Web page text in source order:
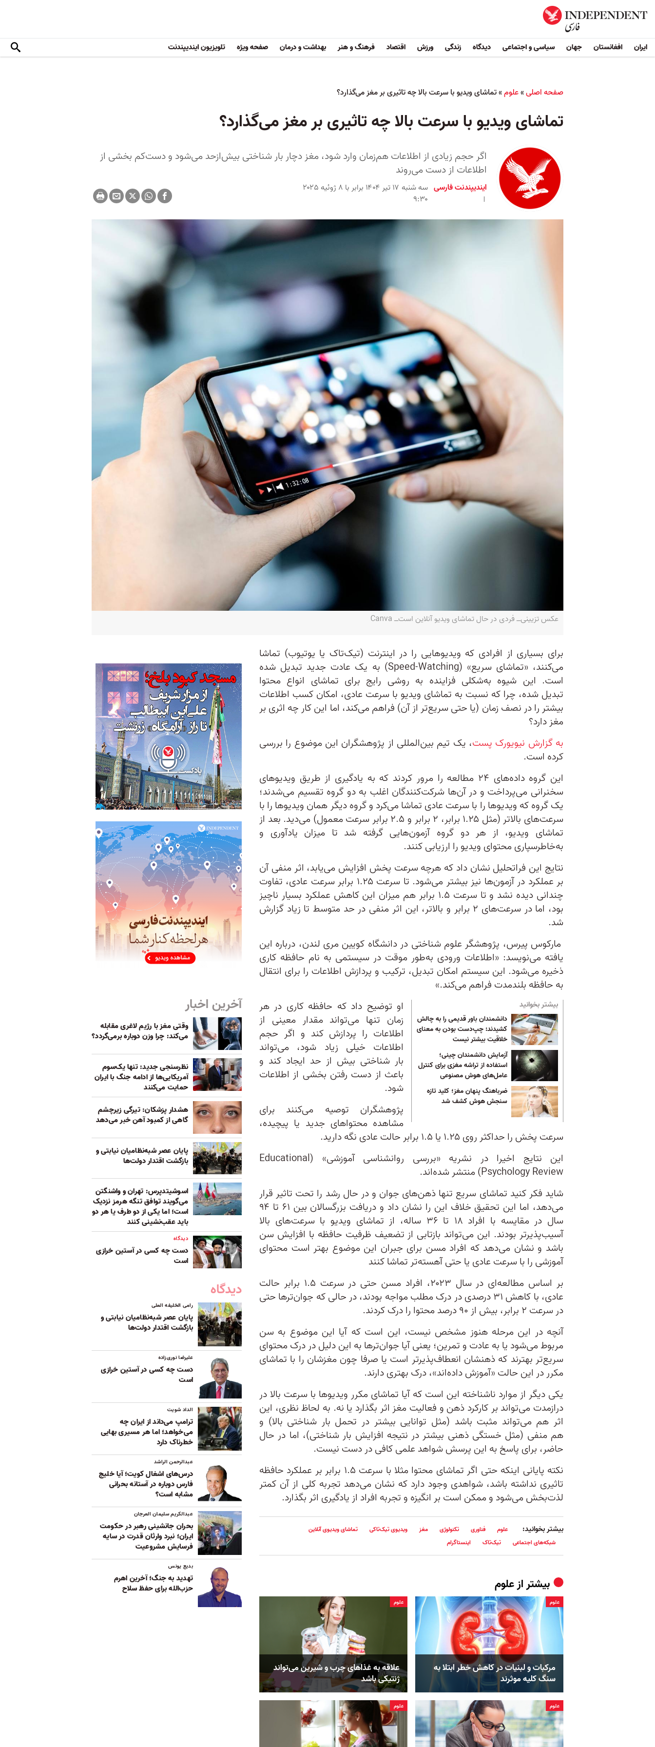
ایران افغانستان جهان سیاسی و اجتماعی دیدگاه زندگی ورزش اقتصاد فرهنگ و هنر بهداشت و درمان صفحه ویژه تلویزیون ایندیپندنت
صفحه اصلی»علوم»تماشای ویدیو با سرعت بالا چه تاثیری بر مغز می‌گذارد؟
تماشای ویدیو با سرعت بالا چه تاثیری بر مغز می‌گذارد؟
اگر حجم زیادی از اطلاعات هم‌زمان وارد شود، مغز دچار بار شناختی بیش‌ازحد می‌شود و دست‌کم بخشی از
اطلاعات از دست می‌روند
ایندیپندنت فارسی
سه شنبه ۱۷ تیر ۱۴۰۴ برابر با ۸ ژوئیه ۲۰۲۵
۹:۳۰
عکس تزیینی‌ــ فردی در حال تماشای ویدیو آنلاین است‌ــ Canva
برای بسیاری از افرادی که ویدیوهایی را در اینترنت (تیک‌تاک یا یوتیوب) تماشا
می‌کنند، «تماشای سریع» (Speed-Watching) به یک عادت جدید تبدیل شده
است. این شیوه به‌شکلی فزاینده‌ به روشی رایج برای تماشای انواع محتوا
تبدیل شده، چرا که نسبت به تماشای ویدیو با سرعت عادی، امکان کسب اطلاعات
بیشتر را در نصف زمان (یا حتی سریع‌تر از آن) فراهم می‌کند، اما این کار چه اثری بر
مغز دارد؟
به گزارش نیویورک پست، یک تیم بین‌المللی از پژوهشگران این موضوع را بررسی
کرده است.
این گروه داده‌های ۲۴ مطالعه را مرور کردند که به یادگیری از طریق ویدیوهای
سخنرانی می‌پرداخت و در آن‌ها شرکت‌کنندگان اغلب به دو گروه تقسیم می‌شدند؛
یک گروه که ویدیوها را با سرعت عادی تماشا می‌کرد و گروه دیگر همان ویدیوها را با
سرعت‌های بالاتر (مثل ۱.۲۵ برابر، ۲ برابر و ۲.۵ برابر سرعت معمول) می‌دید. بعد از
تماشای ویدیو، از هر دو گروه آزمون‌هایی گرفته شد تا میزان یادآوری و
به‌خاطر‌سپاری محتوای ویدیو را ارزیابی کنند.
نتایج این فراتحلیل نشان داد که هرچه سرعت پخش افزایش می‌یابد، اثر منفی آن
بر عملکرد در آزمون‌ها نیز بیشتر می‌شود. تا سرعت ۱.۲۵ برابر سرعت عادی، تفاوت
چندانی دیده نشد و تا سرعت ۱.۵ برابر هم میزان این کاهش عملکرد بسیار ناچیز
بود، اما در سرعت‌های ۲ برابر و بالاتر، این اثر منفی در حد متوسط تا زیاد گزارش
شد.
مارکوس پیرس، پژوهشگر علوم شناختی در دانشگاه کویین مری لندن، درباره‌ این
یافته می‌نویسد: «اطلاعات ورودی به‌طور موقت در سیستمی به نام حافظه کاری
ذخیره می‌شود. این سیستم امکان تبدیل، ترکیب و پردازش اطلاعات را برای انتقال
به حافظه‌ بلندمدت فراهم می‌کند.»
بیشتر بخوانید
دانشمندان باور قدیمی را به چالش
کشیدند: چپ‌دست بودن به معنای
خلاقیت بیشتر نیست
آزمایش دانشمندان چینی؛
استفاده از تراشه مغزی برای کنترل
عامل‌های هوش مصنوعی
ضرباهنگ پنهان مغز؛ کلید تازه
سنجش هوش کشف شد
او توضیح داد که حافظه کاری در هر
زمان تنها می‌تواند مقدار معینی از
اطلاعات را پردازش کند و اگر حجم
اطلاعات خیلی زیاد شود، می‌تواند
بار شناختی بیش از حد ایجاد کند و
باعث از دست رفتن بخشی از اطلاعات
شود.
پژوهشگران توصیه می‌کنند برای
مشاهده محتواهای جدید یا پیچیده،‌
سرعت پخش را حداکثر روی ۱.۲۵ یا ۱.۵ برابر حالت عادی نگه دارید.
این نتایج اخیرا در نشریه «بررسی روانشناسی آموزشی» (Educational
Psychology Review) منتشر شده‌اند.
شاید فکر کنید تماشای سریع تنها ذهن‌های جوان و در حال رشد را تحت تاثیر قرار
می‌دهد، اما این تحقیق خلاف این را نشان داد و دریافت بزرگسالان بین ۶۱ تا ۹۴
سال در مقایسه با افراد ۱۸ تا ۳۶ ساله، از تماشای ویدیو با سرعت‌های بالا
آسیب‌پذیرتر بودند. این می‌تواند بازتابی از تضعیف ظرفیت حافظه با افزایش سن
باشد و نشان می‌دهد که افراد مسن برای جبران این موضوع بهتر است محتوای
آموزشی را با سرعت عادی یا حتی آهسته‌تر تماشا کنند
بر اساس مطالعه‌ای در سال ۲۰۲۳، افراد مسن حتی در سرعت ۱.۵ برابر حالت
عادی، با کاهش ۳۱ درصدی در درک مطلب مواجه بودند، در حالی که جوان‌ترها حتی
در سرعت ۲ برابر، بیش از ۹۰ درصد محتوا را درک کردند.
آنچه در این مرحله هنوز مشخص نیست، این است که آیا این موضوع به سن
مربوط می‌شود یا به عادت و تمرین؛ یعنی آیا جوان‌تر‌ها به این دلیل در درک محتوای
سریع‌تر بهترند که ذهنشان انعطاف‌پذیرتر است یا صرفا چون مغزشان را با تماشای
مکرر در این حالت «آموزش داده‌اند»، درک بهتری دارند.
یکی دیگر از موارد ناشناخته این است که آیا تماشای مکرر ویدیوها با سرعت بالا در
درازمدت می‌تواند بر کارکرد ذهن و فعالیت مغز اثر بگذارد یا نه. به لحاظ نظری، این
اثر هم می‌تواند مثبت باشد (مثل توانایی بیشتر در تحمل بار شناختی بالا) و
هم منفی (مثل خستگی ذهنی بیشتر در نتیجه افزایش بار شناختی)، اما در حال
حاضر، برای پاسخ به این پرسش شواهد علمی کافی در دست نیست.
نکته پایانی اینکه حتی اگر تماشای محتوا مثلا با سرعت ۱.۵ برابر بر عملکرد حافظه
تاثیری نداشته باشد، شواهدی وجود دارد که نشان می‌دهد تجربه کلی از آن کمتر
لذت‌بخش می‌شود و ممکن است بر انگیزه و تجربه افراد از یادگیری اثر بگذارد.
بیشتر بخوانید: علوم فناوری تکنولوژی مغز ویدیوی تیک‌تاکی
تماشای ویدیوی آنلاین
شبکه‌های اجتماعی
تیک‌تاک اینستاگرام
بیشتر ازعلوم
علوم
مرکبات و لبنیات در کاهش خطر ابتلا به
سنگ کلیه موثرند
علوم
علاقه به غذاهای چرب و شیرین می‌تواند
ژنتیکی باشد
علوم علوم
آخرین اخبار
وقتی مغز با رژیم لاغری مقابله
می‌کند: چرا وزن دوباره برمی‌گردد؟
نظرسنجی جدید: تنها یک‌سوم
آمریکایی‌ها از ادامه جنگ با ایران
حمایت می‌کنند
هشدار پزشکان: تیرگی زیرچشم
گاهی از کمبود آهن خبر می‌دهد
پایان عصر شبه‌نظامیان نیابتی و
بازگشت اقتدار دولت‌ها
اسوشیتدپرس: تهران و واشنگتن
می‌گویند توافق تنگه هرمز نزدیک
است؛ اما یکی از دو طرف یا هر دو
باید عقب‌نشینی کنند
دیدگاه
دست چه کسی در آستین خرازی
است
دیدگاه
رامی الخلیفه العلی
پایان عصر شبه‌نظامیان نیابتی و
بازگشت اقتدار دولت‌ها
علیرضا نوری‌زاده
دست چه کسی در آستین خرازی
است
الداد شویت
ترامپ می‌داند از ایران چه
می‌خواهد؛ اما هر مسیری بهایی
خطرناک دارد
عبدالرحمن الراشد
درس‌های اشغال کویت؛ آیا خلیج
فارس دوباره در آستانه بحرانی
مشابه است؟
عبدالکریم سلیمان العرجان
بحران جانشینی رهبر در حکومت
ایران؛ نبرد وارثان قدرت در سایه
فرسایش مشروعیت
بدیع یونس
تهدید به جنگ؛ آخرین اهرم
حزب‌الله برای حفظ سلاح